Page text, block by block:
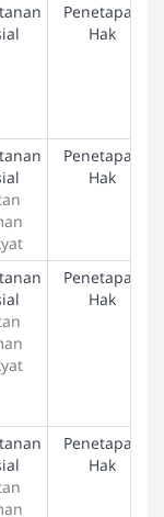
Penetapan
Hak
Penetapan
Hak
Penetapan
Hak
Penetapan
Hak